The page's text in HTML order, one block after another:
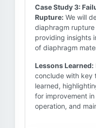
Case Study 3:
Rupture: We will
diaphragm
providing insights
of diaphragm
Lessons Learned:
conclude with key
learned,
for improvement
operation, and